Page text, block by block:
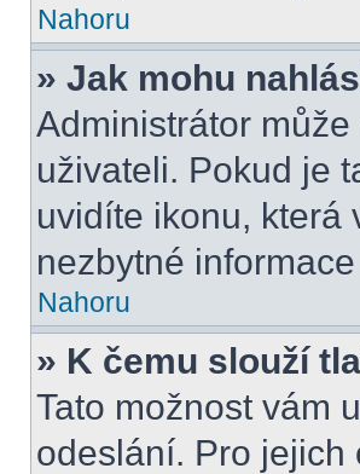
Nahoru
» Jak mohu
Administrátor
uživateli. Pokud je
uvidíte ikonu, která
nezbytné
Nahoru
» K čemu slouží
Tato možnost vám
odeslání. Pro jejich